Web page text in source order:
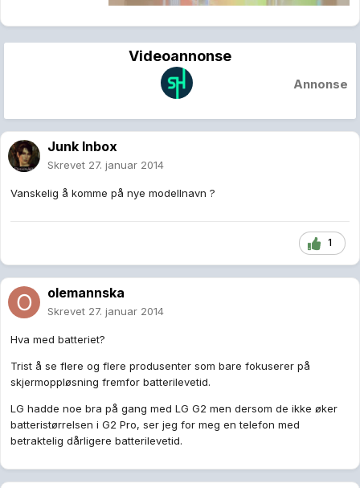
Videoannonse
Annonse
Junk Inbox
Skrevet 27. januar 2014
Vanskelig å komme på nye modellnavn ?
1
olemannska
Skrevet 27. januar 2014
Hva med batteriet?
Trist å se flere og flere produsenter som bare fokuserer på
skjermoppløsning fremfor batterilevetid.
LG hadde noe bra på gang med LG G2 men dersom de ikke øker
batteristørrelsen i G2 Pro, ser jeg for meg en telefon med
betraktelig dårligere batterilevetid.